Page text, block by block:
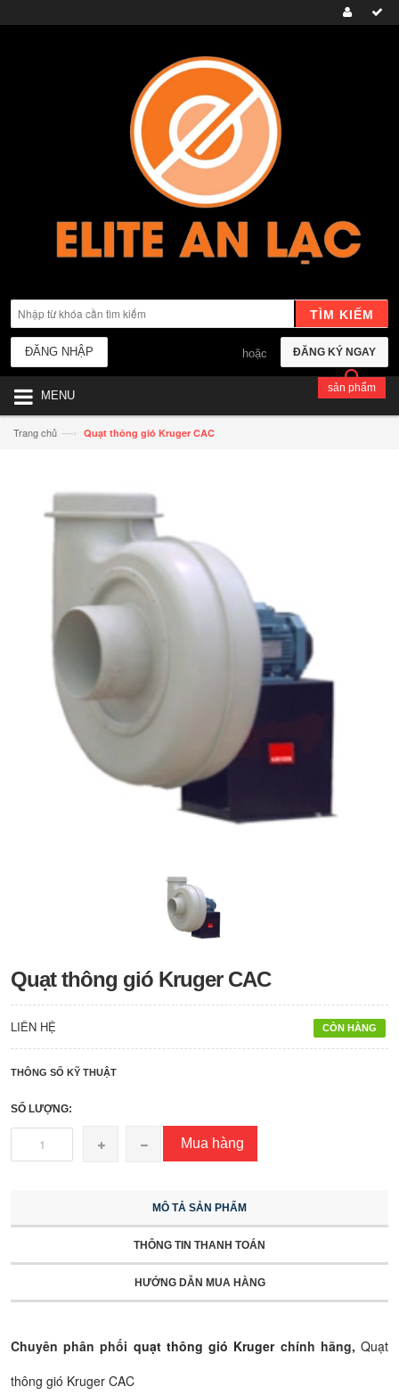
TÌM KIẾM
ĐĂNG KÝ NGAY
hoặc
ĐĂNG NHẬP
MENU
sản phẩm
Trang chủ —› Quạt thông gió Kruger CAC
Quạt thông gió Kruger CAC
CÒN HÀNG
LIÊN HỆ
THÔNG SỐ KỸ THUẬT
SỐ LƯỢNG:
Mua hàng
MÔ TẢ SẢN PHẨM
THÔNG TIN THANH TOÁN
HƯỚNG DẪN MUA HÀNG
Chuyên phân phối quạt thông gió Krugerchính hãng,Quạt
thông gió Kruger CAC